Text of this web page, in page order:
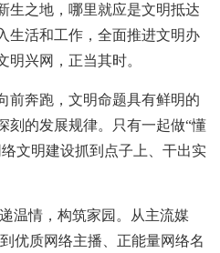
之地，哪里就应是文明抵达
生活和工作，全面推进文明办
明兴网，正当其时。
奔跑，文明命题具有鲜明的
刻的发展规律。只有一起做“懂
文明建设抓到点子上、干出实
情，构筑家园。从主流媒
优质网络主播、正能量网络名